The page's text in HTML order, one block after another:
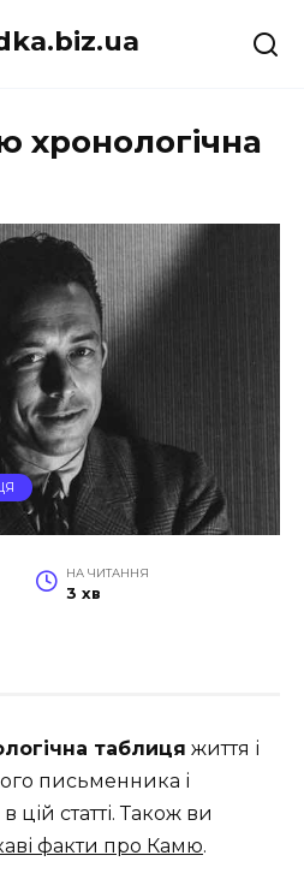
хронологічна
НА ЧИТАННЯ
3 хв
таблиця життя і
письменника і
цій статті. Також ви
факти про Камю.